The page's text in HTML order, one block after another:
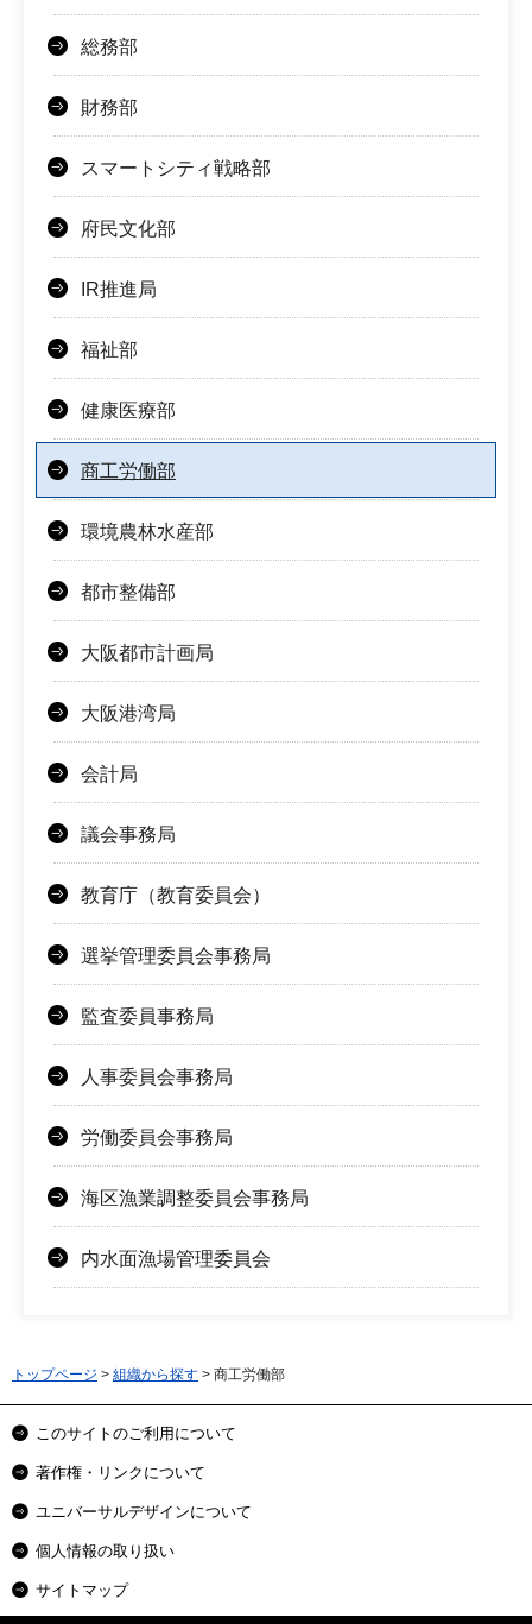
総務部
財務部
スマートシティ戦略部
府民文化部
IR推進局
福祉部
健康医療部
商工労働部
環境農林水産部
都市整備部
大阪都市計画局
大阪港湾局
会計局
議会事務局
教育庁（教育委員会）
選挙管理委員会事務局
監査委員事務局
人事委員会事務局
労働委員会事務局
海区漁業調整委員会事務局
内水面漁場管理委員会
トップページ > 組織から探す > 商工労働部
このサイトのご利用について
著作権・リンクについて
ユニバーサルデザインについて
個人情報の取り扱い
サイトマップ